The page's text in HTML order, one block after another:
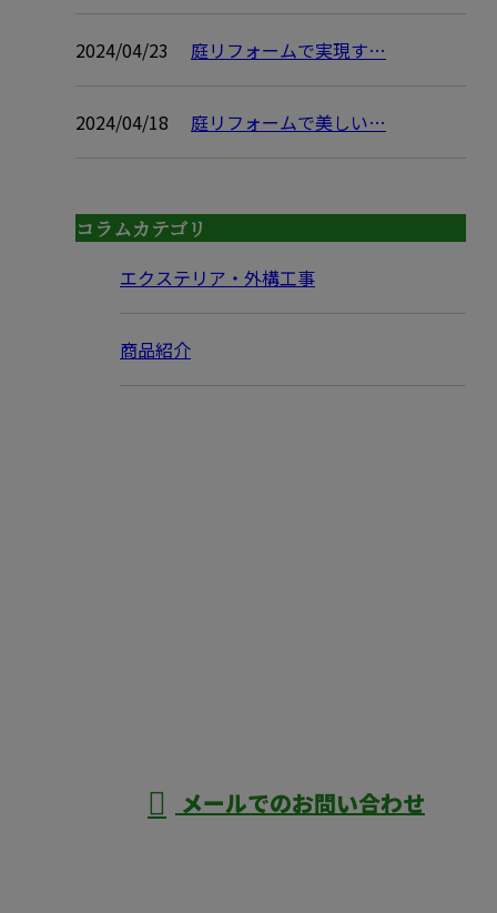
2024/04/23 庭リフォームで実現す…
2024/04/18 庭リフォームで美しい…
コラムカテゴリ
エクステリア・外構工事
商品紹介
メールでのお問い合わせ